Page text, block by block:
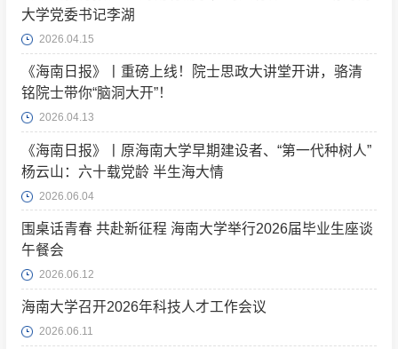
大学党委书记李湖
2026.04.15
《海南日报》丨重磅上线！院士思政大讲堂开讲，骆清
铭院士带你“脑洞大开”！
2026.04.13
《海南日报》丨原海南大学早期建设者、“第一代种树人”
杨云山：六十载党龄 半生海大情
2026.06.04
围桌话青春 共赴新征程 海南大学举行2026届毕业生座谈
午餐会
2026.06.12
海南大学召开2026年科技人才工作会议
2026.06.11